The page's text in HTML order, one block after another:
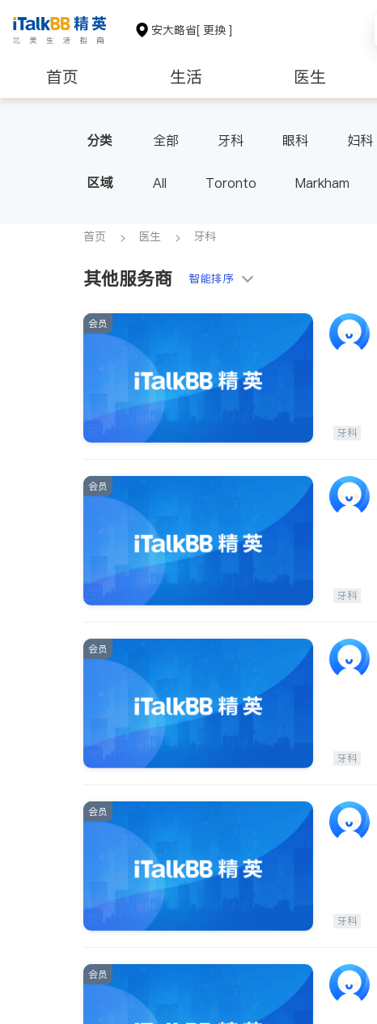
安大略省[ 更换 ]
首页 生活 医生
分类 全部 牙科 眼科 妇科
区域 All Toronto Markham
Aurora
首页 医生 牙科
其他服务商 智能排序
会员
牙科
会员
牙科
会员
牙科
会员
牙科
会员